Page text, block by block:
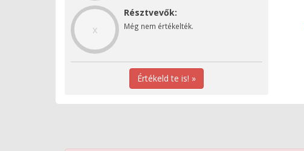
x
Résztvevők:
Még nem értékelték.
Értékeld te is! »